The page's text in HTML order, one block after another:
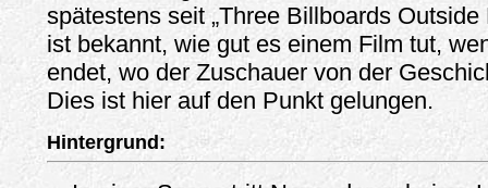
spätestens seit „Three Billboards Outside
ist bekannt, wie gut es einem Film tut,
endet, wo der Zuschauer von der
Dies ist hier auf den Punkt gelungen.
Hintergrund: